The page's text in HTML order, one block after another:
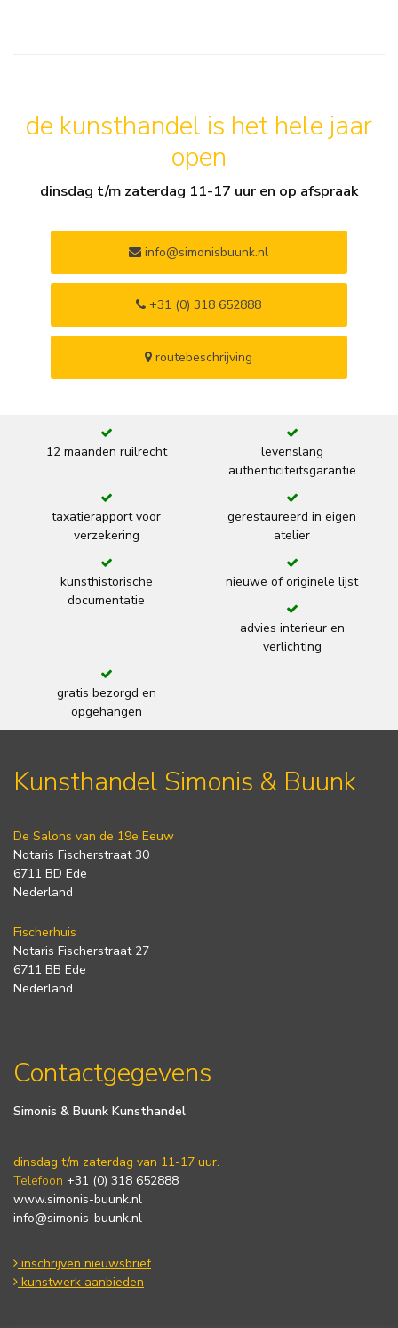
de kunsthandel is het hele jaar
open
dinsdag t/m zaterdag 11-17 uur en op afspraak
info@simonisbuunk.nl
+31 (0) 318 652888
routebeschrijving
12 maanden ruilrecht
levenslang
authenticiteitsgarantie
taxatierapport voor
verzekering
gerestaureerd in eigen
atelier
kunsthistorische
documentatie
nieuwe of originele lijst
advies interieur en
verlichting
gratis bezorgd en
opgehangen
Kunsthandel Simonis & Buunk
De Salons van de 19e Eeuw
Notaris Fischerstraat 30
6711 BD Ede
Nederland
Fischerhuis
Notaris Fischerstraat 27
6711 BB Ede
Nederland
Contactgegevens
Simonis & Buunk Kunsthandel
dinsdag t/m zaterdag van 11-17 uur.
Telefoon +31 (0) 318 652888
www.simonis-buunk.nl
info@simonis-buunk.nl
inschrijven nieuwsbrief
kunstwerk aanbieden